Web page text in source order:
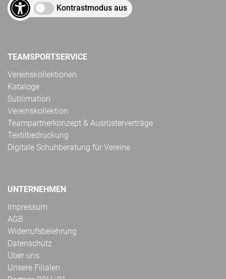
Kontrastmodus aus
TEAMSPORTSERVICE
Vereinskollektionen
Kataloge
Sublimation
Vereinskollektion
Teampartnerkonzept & Ausrüsterverträge
Textilbedruckung
Digitale Schuhberatung für Vereine
UNTERNEHMEN
Impressum
AGB
Widerrufsbelehrung
Datenschutz
Über uns
Unsere Filialen